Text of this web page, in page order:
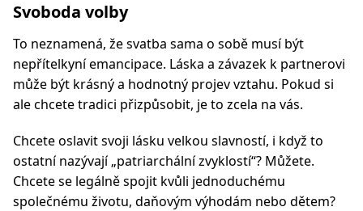
Svoboda volby
To neznamená, že svatba sama o sobě musí být
nepřítelkyní emancipace. Láska a závazek k partnerovi
může být krásný a hodnotný projev vztahu. Pokud si
ale chcete tradici přizpůsobit, je to zcela na vás.
Chcete oslavit svoji lásku velkou slavností, i když to
ostatní nazývají „patriarchální zvyklostí“? Můžete.
Chcete se legálně spojit kvůli jednoduchému
společnému životu, daňovým výhodám nebo dětem?